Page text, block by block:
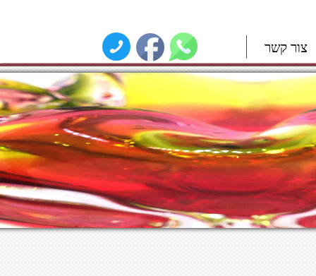
צור קשר